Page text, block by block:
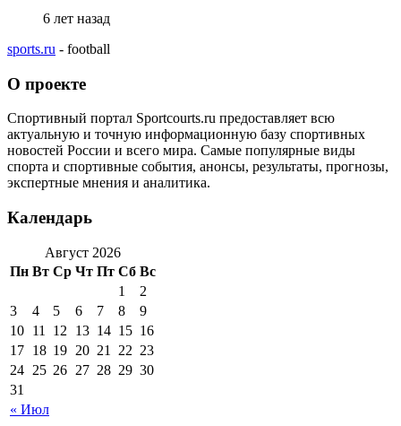
6 лет назад
sports.ru - football
О проекте
Спортивный портал Sportcourts.ru предоставляет всю
актуальную и точную информационную базу спортивных
новостей России и всего мира. Самые популярные виды
спорта и спортивные события, анонсы, результаты, прогнозы,
экспертные мнения и аналитика.
Календарь
Август 2026
Пн Вт Ср Чт Пт Сб Вс
« Июл
1
2
3
4 5 6 7 8
9
10 11 12 13 14 15 16
17 18 19 20 21 22 23
24 25 26 27 28 29 30
31